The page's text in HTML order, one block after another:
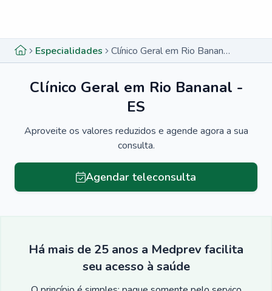
Especialidades Clínico Geral em Rio Bananal - ES
Clínico Geral em Rio Bananal -
ES
Aproveite os valores reduzidos e agende agora a sua
consulta.
Agendar teleconsulta
Há mais de 25 anos a Medprev facilita
seu acesso à saúde